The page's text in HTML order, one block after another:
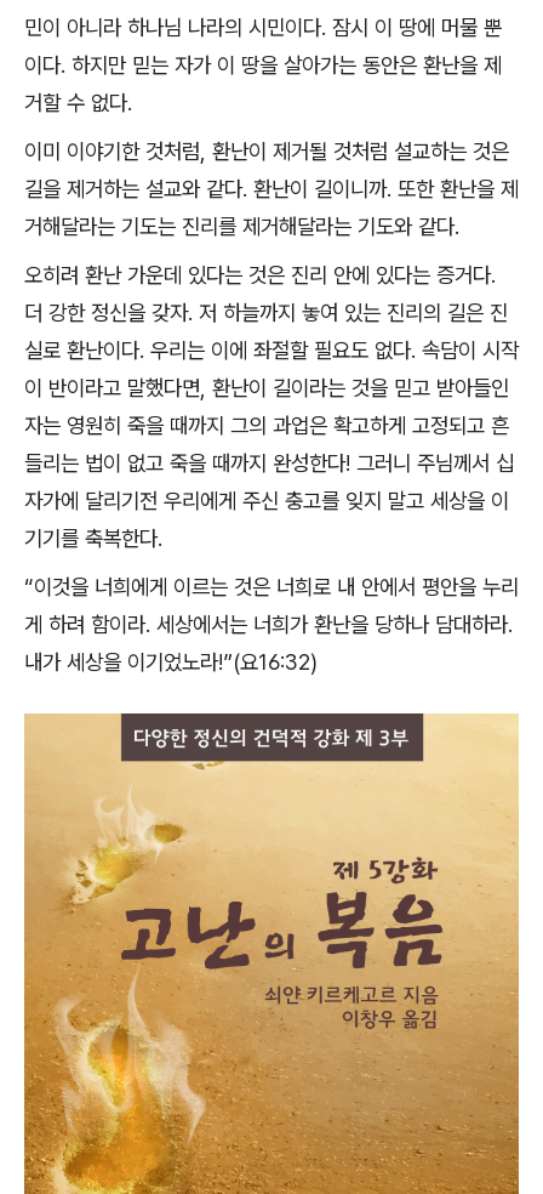
민이 아니라 하나님 나라의 시민이다. 잠시 이 땅에 머물 뿐
이다. 하지만 믿는 자가 이 땅을 살아가는 동안은 환난을 제
거할 수 없다.
이미 이야기한 것처럼, 환난이 제거될 것처럼 설교하는 것은
길을 제거하는 설교와 같다. 환난이 길이니까. 또한 환난을 제
거해달라는 기도는 진리를 제거해달라는 기도와 같다.
오히려 환난 가운데 있다는 것은 진리 안에 있다는 증거다.
더 강한 정신을 갖자. 저 하늘까지 놓여 있는 진리의 길은 진
실로 환난이다. 우리는 이에 좌절할 필요도 없다. 속담이 시작
이 반이라고 말했다면, 환난이 길이라는 것을 믿고 받아들인
자는 영원히 죽을 때까지 그의 과업은 확고하게 고정되고 흔
들리는 법이 없고 죽을 때까지 완성한다! 그러니 주님께서 십
자가에 달리기전 우리에게 주신 충고를 잊지 말고 세상을 이
기기를 축복한다.
“이것을 너희에게 이르는 것은 너희로 내 안에서 평안을 누리
게 하려 함이라. 세상에서는 너희가 환난을 당하나 담대하라.
내가 세상을 이기었노라!”(요16:32)